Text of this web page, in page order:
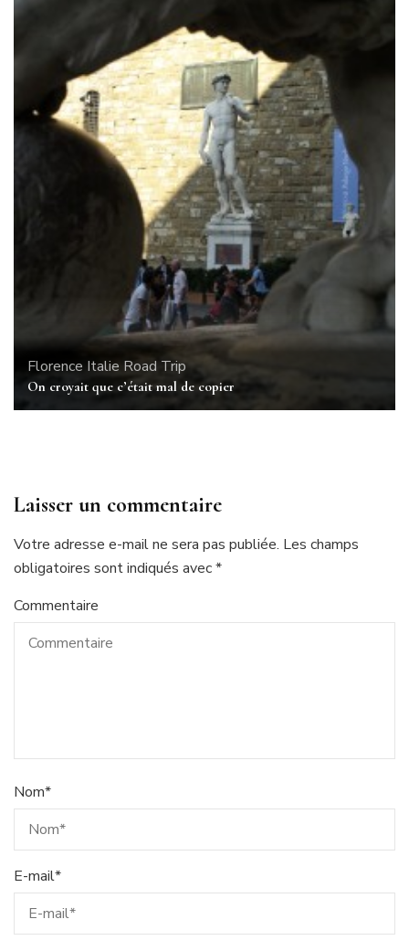
Florence Italie Road Trip
On croyait que c’était mal de copier
Laisser un commentaire
Votre adresse e-mail ne sera pas publiée. Les champs
obligatoires sont indiqués avec*
Commentaire
Nom*
E-mail*